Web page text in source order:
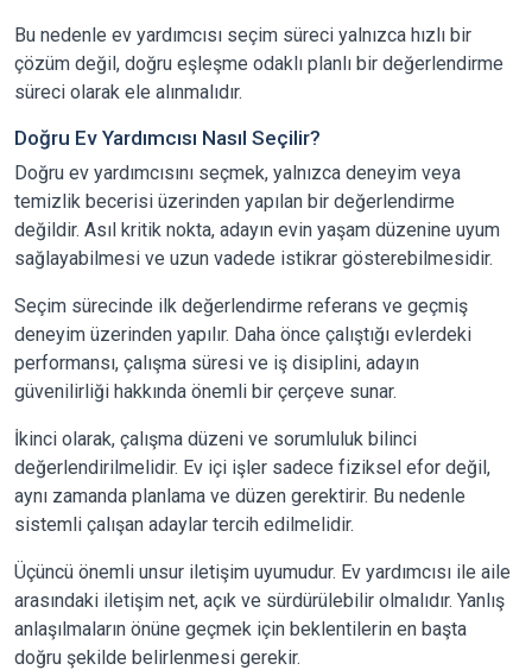
Bu nedenle ev yardımcısı seçim süreci yalnızca hızlı bir
çözüm değil, doğru eşleşme odaklı planlı bir değerlendirme
süreci olarak ele alınmalıdır.
Doğru Ev Yardımcısı Nasıl Seçilir?
Doğru ev yardımcısını seçmek, yalnızca deneyim veya
temizlik becerisi üzerinden yapılan bir değerlendirme
değildir. Asıl kritik nokta, adayın evin yaşam düzenine uyum
sağlayabilmesi ve uzun vadede istikrar gösterebilmesidir.
Seçim sürecinde ilk değerlendirme referans ve geçmiş
deneyim üzerinden yapılır. Daha önce çalıştığı evlerdeki
performansı, çalışma süresi ve iş disiplini, adayın
güvenilirliği hakkında önemli bir çerçeve sunar.
İkinci olarak, çalışma düzeni ve sorumluluk bilinci
değerlendirilmelidir. Ev içi işler sadece fiziksel efor değil,
aynı zamanda planlama ve düzen gerektirir. Bu nedenle
sistemli çalışan adaylar tercih edilmelidir.
Üçüncü önemli unsur iletişim uyumudur. Ev yardımcısı ile aile
arasındaki iletişim net, açık ve sürdürülebilir olmalıdır. Yanlış
anlaşılmaların önüne geçmek için beklentilerin en başta
doğru şekilde belirlenmesi gerekir.